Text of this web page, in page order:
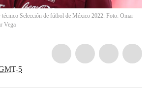
Selección de fútbol de México 2022. Foto: Omar
Vega
5